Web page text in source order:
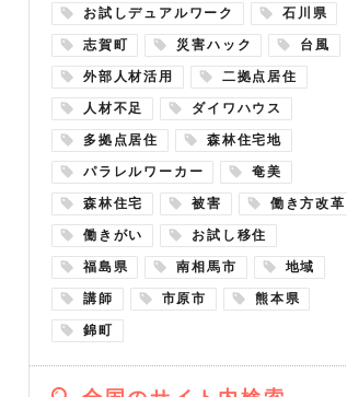
お試しデュアルワーク 石川県
志賀町 災害ハック 台風
外部人材活用 二拠点居住
人材不足 ダイワハウス
多拠点居住 森林住宅地
パラレルワーカー 奄美
森林住宅 被害 働き方改革
働きがい お試し移住
福島県 南相馬市 地域
講師 市原市 熊本県
錦町